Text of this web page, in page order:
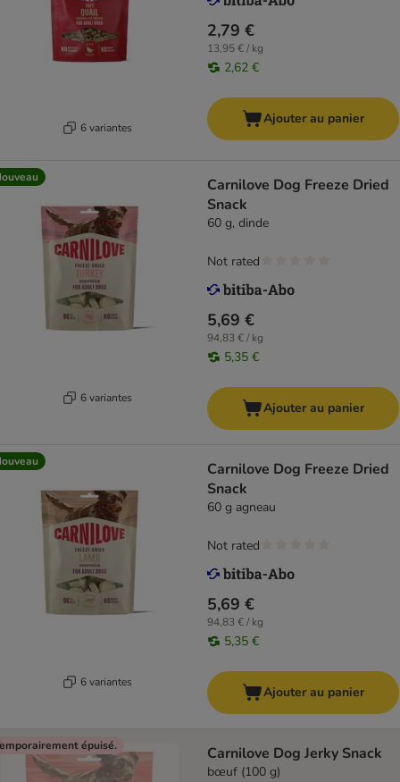
6 variantes
2,79 €
13,95 € / kg
2,62 €
Ajouter au panier
6 variantes
Carnilove Dog Freeze Dried
Snack
60 g, dinde
5,69 €
94,83 € / kg
5,35 €
Not rated
Ajouter au panier
6 variantes
Carnilove Dog Freeze Dried
Snack
60 g agneau
5,69 €
94,83 € / kg
5,35 €
Not rated
Ajouter au panier
épuisé. Carnilove Dog Jerky Snack
bœuf (100 g)